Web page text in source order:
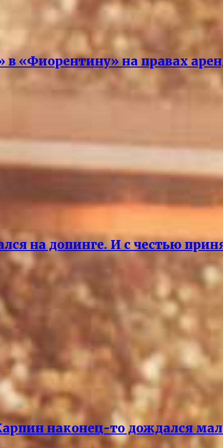
в «Фиорентину» на правах
на допинге. И с честью
наконец-то дождался